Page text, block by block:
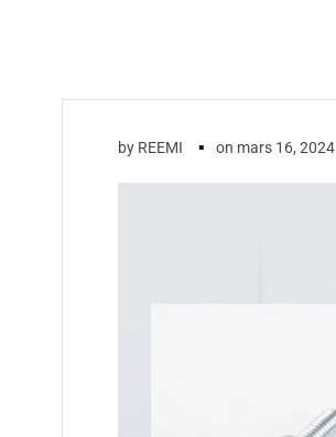
by REEMI ▪ on mars 16, 2024